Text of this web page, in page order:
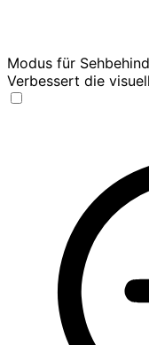
Modus für
Verbessert die